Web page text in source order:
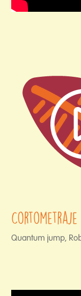
Cortometraje
Quantum jump,